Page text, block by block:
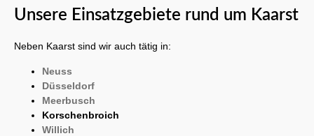
Unsere Einsatzgebiete rund um Kaarst
Neben Kaarst sind wir auch tätig in:
Neuss
Düsseldorf
Meerbusch
Korschenbroich
Willich